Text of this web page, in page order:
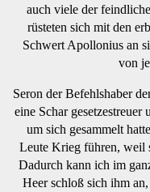
auch viele der
rüsteten sich mit den
Schwert Apollonius an
von
Seron der Befehlshaber
eine Schar
um sich gesammelt
Leute Krieg führen, weil
Dadurch kann ich im
Heer schloß sich ihm